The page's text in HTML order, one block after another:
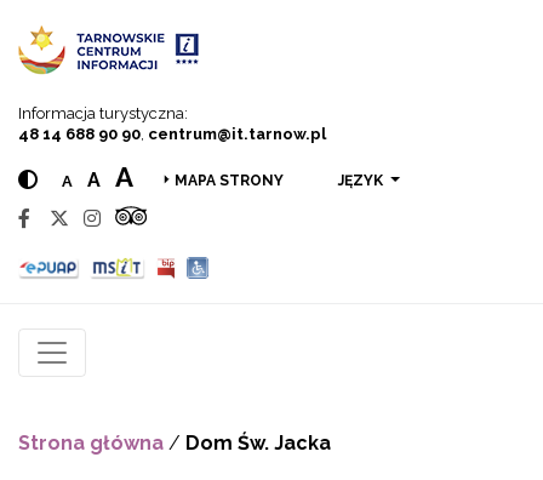
Informacja turystyczna:
48 14 688 90 90 centrum@it.tarnow.pl
A A A MAPA STRONY JĘZYK
Strona główna / Dom Św. Jacka